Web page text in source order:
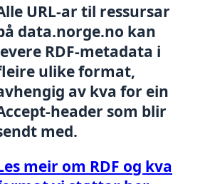
URL-ar til ressursar
data.norge.no kan
RDF-metadata i
ulike format,
av kva for ein
header som blir
med.
meir om RDF og kva